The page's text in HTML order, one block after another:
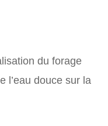
du forage
l’eau douce sur la